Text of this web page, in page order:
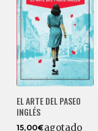
EL ARTE DEL PASEO
INGLÉS
15,00€agotado